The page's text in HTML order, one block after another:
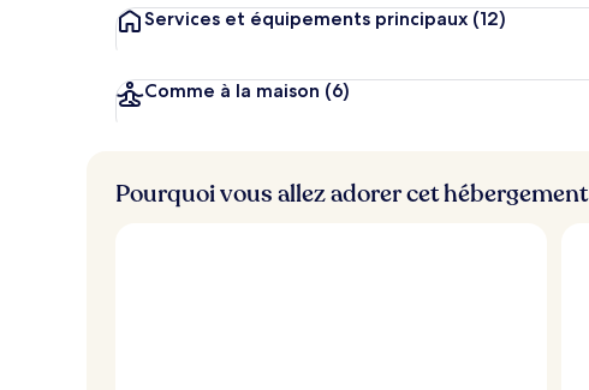
Services et équipements principaux (12)
Comme à la maison (6)
Pourquoi vous allez adorer cet hébergement